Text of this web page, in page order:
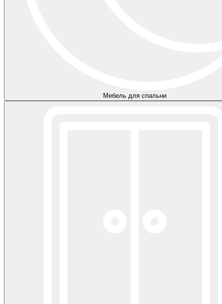
Мебель для спальни